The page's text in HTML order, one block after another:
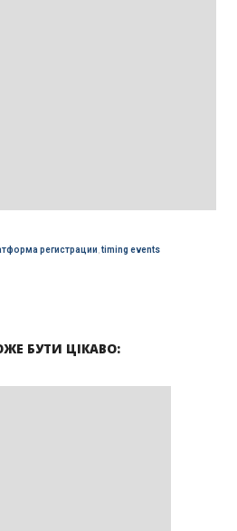
регистрации timing events
БУТИ ЦІКАВО: